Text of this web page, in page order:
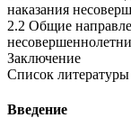
наказания
2.2 Общие
Заключение
Список литературы
Введение